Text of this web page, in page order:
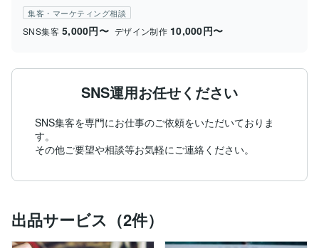
集客・マーケティング相談
SNS集客 5,000円〜 デザイン制作 10,000円〜
SNS運用お任せください
SNS集客を専門にお仕事のご依頼をいただいておりま
す。
その他ご要望や相談等お気軽にご連絡ください。
出品サービス（2件）